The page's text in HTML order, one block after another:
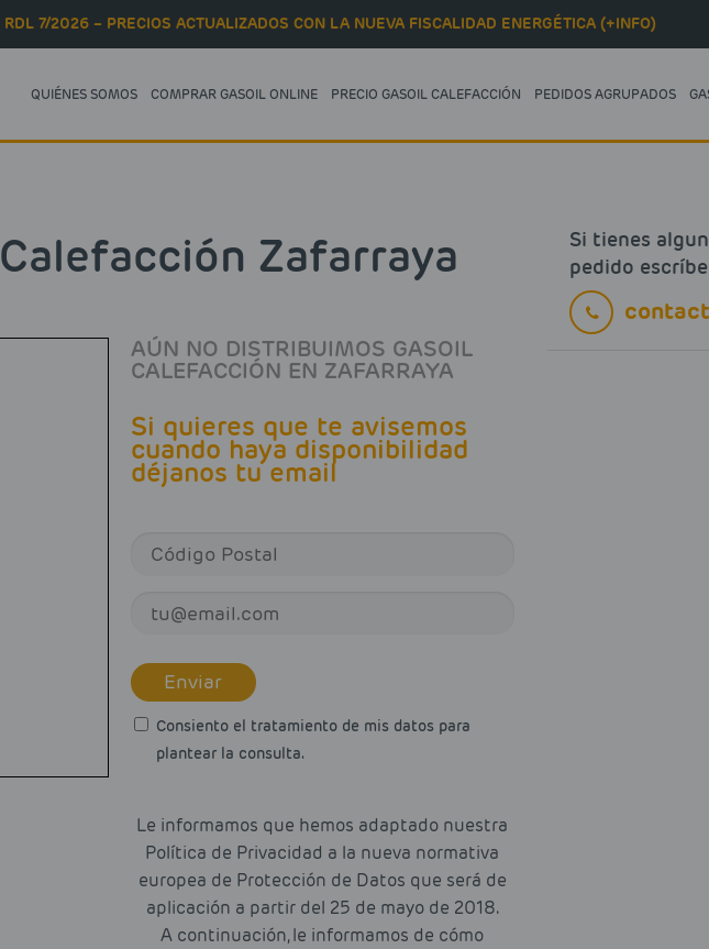
7/2026 – PRECIOS ACTUALIZADOS CON LA NUEVA FISCALIDAD ENERGÉTICA (+INFO)
QUIÉNES SOMOS COMPRAR GASOIL ONLINE PRECIO GASOIL CALEFACCIÓN PEDIDOS AGRUPADOS
Zafarraya
AÚN NO DISTRIBUIMOS GASOIL
CALEFACCIÓN EN ZAFARRAYA
Si quieres que te avisemos
cuando haya disponibilidad
déjanos tu email
Enviar
Consiento el tratamiento de mis datos para
plantear la consulta.
Le informamos que hemos adaptado nuestra
Política de Privacidad a la nueva normativa
europea de Protección de Datos que será de
aplicación a partir del 25 de mayo de 2018.
A continuación, le informamos de cómo
Si tienes
pedido